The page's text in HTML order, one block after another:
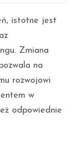
istotne jest
Zmiana
na
rozwojowi
w
odpowiednie